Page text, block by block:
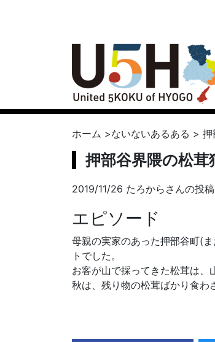
ホーム >ないないあるある > 押
押部谷界隈の松茸
2019/11/26 たろからさんの投稿
エピソード
母親の実家のあった押部谷町(
トでした。
お客が山で採ってきた松茸は、
秋は、残り物の松茸ばかり食わ